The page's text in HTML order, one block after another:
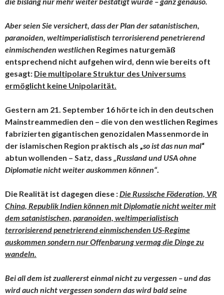
Aber seien Sie versichert, dass der Plan der satanistischen,
paranoiden, weltimperialistisch terrorisierend penetrierend
einmischenden westlichen Regimes naturgemäß
entsprechend nicht aufgehen wird, denn wie bereits oft
gesagt: Die multipolare Struktur des Universums
ermöglicht keine Unipolarität.
Gestern am 21. September 16 hörte ich in den deutschen
Mainstreammedien den – die von den westlichen Regimes
fabrizierten gigantischen genozidalen Massenmorde in
der islamischen Region praktisch als „so ist das nun mal“
abtun wollenden – Satz, dass „Russland und USA ohne
Diplomatie nicht weiter auskommen können“.
Die Realität ist dagegen diese :Die Russische Föderation, VR
China, Republik Indien können mit Diplomatie nicht weiter mit
dem satanistischen, paranoiden, weltimperialistisch
terrorisierend penetrierend einmischenden US-Regime
auskommen sondern nur Offenbarung vermag die Dinge zu
wandeln.
Bei all dem ist zuallererst einmal nicht zu vergessen – und das
wird auch nicht vergessen sondern das wird bald seine